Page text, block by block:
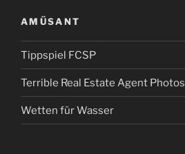
AMÜSANT
Tippspiel FCSP
Terrible Real Estate Agent Photos
Wetten für Wasser